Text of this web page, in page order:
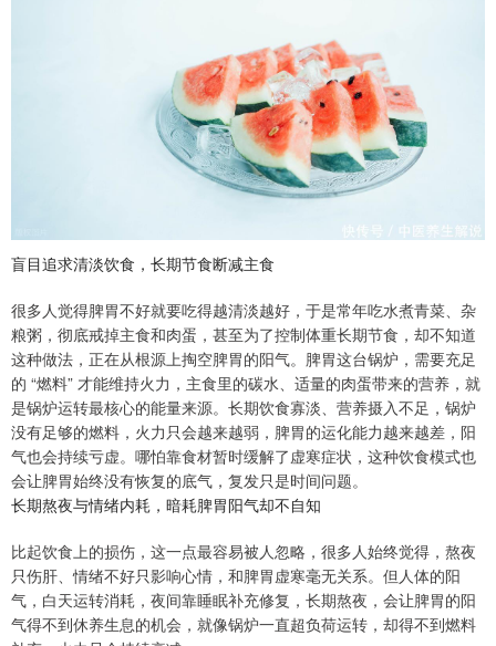
盲目追求清淡饮食，长期节食断减主食
很多人觉得脾胃不好就要吃得越清淡越好，于是常年吃水煮青菜、杂
粮粥，彻底戒掉主食和肉蛋，甚至为了控制体重长期节食，却不知道
这种做法，正在从根源上掏空脾胃的阳气。脾胃这台锅炉，需要充足
的 “燃料” 才能维持火力，主食里的碳水、适量的肉蛋带来的营养，就
是锅炉运转最核心的能量来源。长期饮食寡淡、营养摄入不足，锅炉
没有足够的燃料，火力只会越来越弱，脾胃的运化能力越来越差，阳
气也会持续亏虚。哪怕靠食材暂时缓解了虚寒症状，这种饮食模式也
会让脾胃始终没有恢复的底气，复发只是时间问题。
长期熬夜与情绪内耗，暗耗脾胃阳气却不自知
比起饮食上的损伤，这一点最容易被人忽略，很多人始终觉得，熬夜
只伤肝、情绪不好只影响心情，和脾胃虚寒毫无关系。但人体的阳
气，白天运转消耗，夜间靠睡眠补充修复，长期熬夜，会让脾胃的阳
气得不到休养生息的机会，就像锅炉一直超负荷运转，却得不到燃料